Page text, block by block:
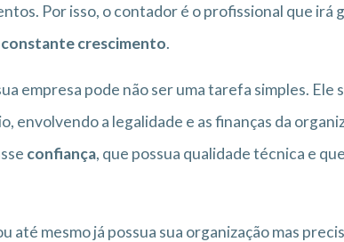
Por isso, o contador é o profissional que irá
constante crescimento.
empresa pode não ser uma tarefa simples. Ele
envolvendo a legalidade e as finanças da
confiança, que possua qualidade técnica e
até mesmo já possua sua organização mas